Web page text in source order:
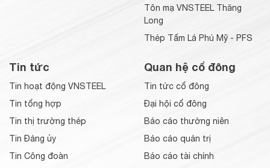
Tôn mạ VNSTEEL Thăng
Long
Thép Tấm Lá Phú Mỹ - PFS
Tin tức
Tin hoạt động VNSTEEL
Tin tổng hợp
Tin thị trường thép
Tin Đảng ủy
Tin Công đoàn
Quan hệ cổ đông
Tin tức cổ đông
Đại hội cổ đông
Báo cáo thường niên
Báo cáo quản trị
Báo cáo tài chính